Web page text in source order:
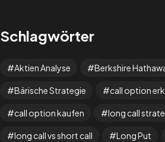
Schlagwörter
Aktien Analyse Berkshire
Bärische Strategie call option
call option kaufen long call
long call vs short call Long Put